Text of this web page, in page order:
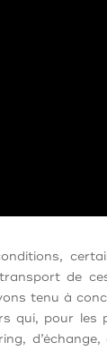
de
tenu à
qui, pour